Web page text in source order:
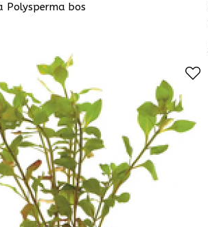
Polysperma bos